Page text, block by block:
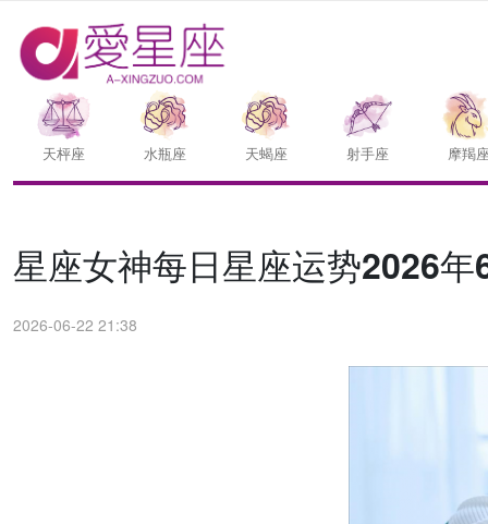
天枰座 水瓶座 天蝎座 射手座 摩羯
星座女神每日星座运势2026年
2026-06-22 21:38